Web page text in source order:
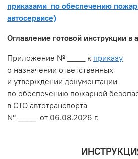
приказами по обеспечению
автосервисе)
Оглавление готовой инструкции в
Приложение № ____ к приказу
о назначении ответственных
и утверждении документации
по обеспечению пожарной
в СТО автотранспорта
№ ____ от 06.08.2026 г.